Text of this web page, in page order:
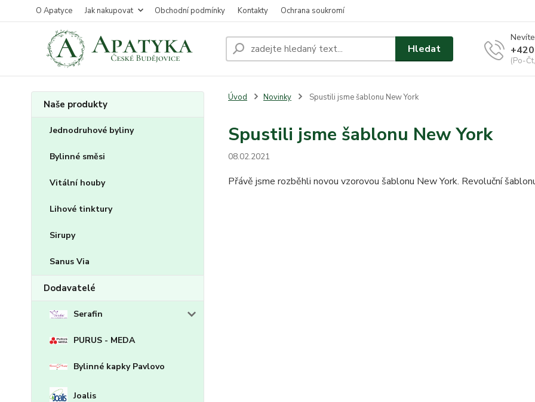
O Apatyce Jak nakupovat Obchodní podmínky Kontakty Ochrana soukromí
Hledat
(Po-
Naše produkty
Jednodruhové byliny
Bylinné směsi
Vitální houby
Lihové tinktury
Sirupy
Sanus Via
Dodavatelé
Serafin
PURUS - MEDA
Bylinné kapky Pavlovo
Joalis
Úvod Novinky Spustili jsme šablonu New York
Spustili jsme šablonu New York
08.02.2021
Přávě jsme rozběhli novou vzorovou šablonu New York. Revoluční